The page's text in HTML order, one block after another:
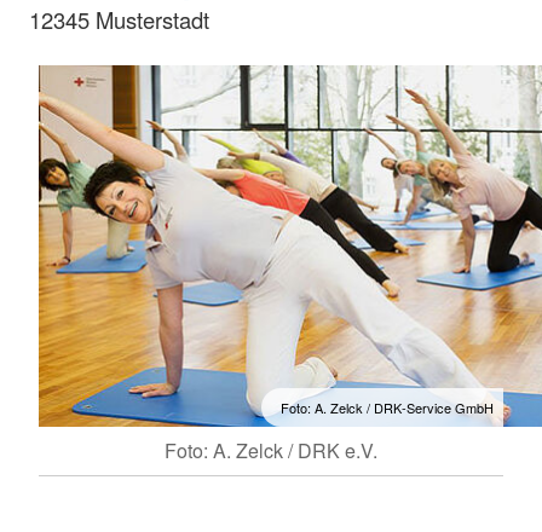
12345 Musterstadt
Foto: A. Zelck / DRK-Service GmbH
Foto: A. Zelck / DRK e.V.